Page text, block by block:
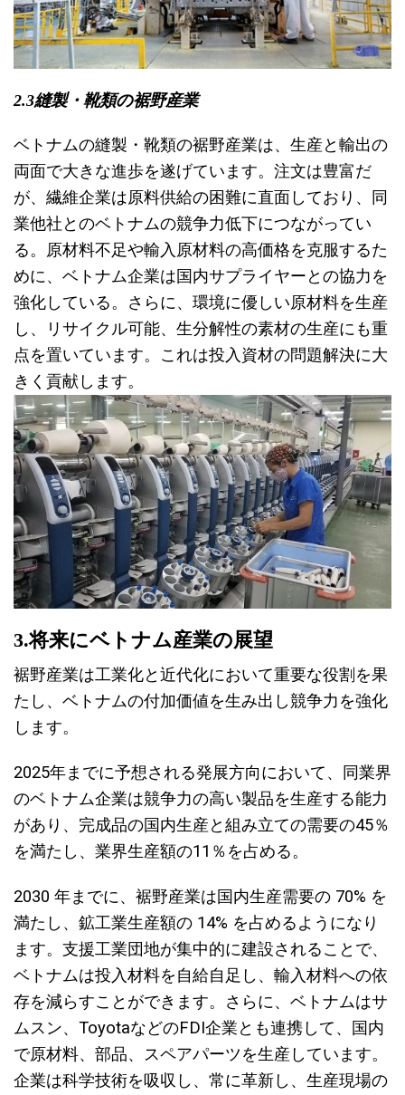
2.3縫製・靴類の裾野産業
ベトナムの縫製・靴類の裾野産業は、生産と輸出の
両面で大きな進歩を遂げています。注文は豊富だ
が、繊維企業は原料供給の困難に直面しており、同
業他社とのベトナムの競争力低下につながってい
る。原材料不足や輸入原材料の高価格を克服するた
めに、ベトナム企業は国内サプライヤーとの協力を
強化している。さらに、環境に優しい原材料を生産
し、リサイクル可能、生分解性の素材の生産にも重
点を置いています。これは投入資材の問題解決に大
きく貢献します。
3.将来にベトナム産業の展望
裾野産業は工業化と近代化において重要な役割を果
たし、ベトナムの付加価値を生み出し競争力を強化
します。
2025年までに予想される発展方向において、同業界
のベトナム企業は競争力の高い製品を生産する能力
があり、完成品の国内生産と組み立ての需要の45％
を満たし、業界生産額の11％を占める。
2030 年までに、裾野産業は国内生産需要の 70% を
満たし、鉱工業生産額の 14% を占めるようになり
ます。支援工業団地が集中的に建設されることで、
ベトナムは投入材料を自給自足し、輸入材料への依
存を減らすことができます。さらに、ベトナムはサ
ムスン、ToyotaなどのFDI企業とも連携して、国内
で原材料、部品、スペアパーツを生産しています。
企業は科学技術を吸収し、常に革新し、生産現場の